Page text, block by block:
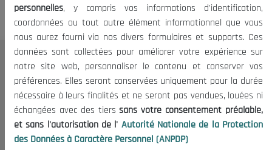
Le CNESE
A Propos
Le président
Organisation
Publications
personnelles, y compris vos informations d'identification,
coordonnées ou tout autre élément informationnel que vous
nous aurez fourni via nos divers formulaires et supports. Ces
données sont collectées pour améliorer votre expérience sur
notre site web, personnaliser le contenu et conserver vos
préférences. Elles seront conservées uniquement pour la durée
nécessaire à leurs finalités et ne seront pas vendues, louées ni
échangées avec des tierssans votre consentement préalable,
et sans l'autorisation de l' Autorité Nationale de la Protection
des Données à Caractère Personnel (ANPDP)